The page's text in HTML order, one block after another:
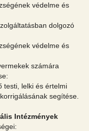
védelme és
dolgozó
védelme és
számára
testi, lelki és értelmi
segítése.
Intézmények